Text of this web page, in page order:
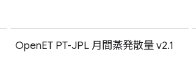
OpenET PT-JPL 月間蒸発散量 v2.1